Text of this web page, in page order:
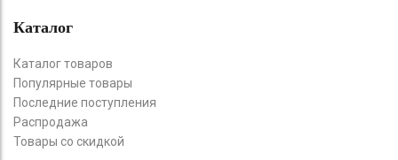
Каталог
Каталог товаров
Популярные товары
Последние поступления
Распродажа
Товары со скидкой